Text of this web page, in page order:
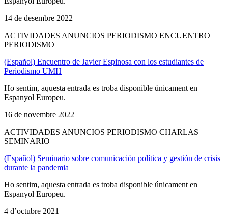
14 de desembre 2022
ACTIVIDADES ANUNCIOS PERIODISMO ENCUENTRO
PERIODISMO
(Español) Encuentro de Javier Espinosa con los estudiantes de
Periodismo UMH
Ho sentim, aquesta entrada es troba disponible únicament en
Espanyol Europeu.
16 de novembre 2022
ACTIVIDADES ANUNCIOS PERIODISMO CHARLAS
SEMINARIO
(Español) Seminario sobre comunicación política y gestión de crisis
durante la pandemia
Ho sentim, aquesta entrada es troba disponible únicament en
Espanyol Europeu.
4 d’octubre 2021